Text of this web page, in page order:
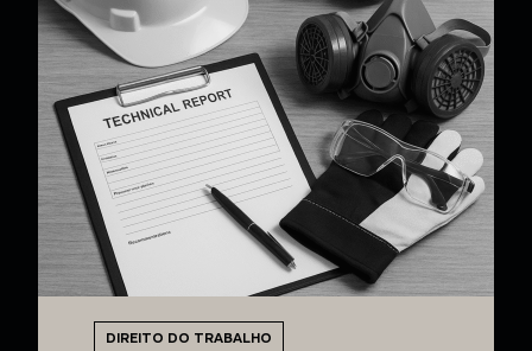
DIREITO DO TRABALHO